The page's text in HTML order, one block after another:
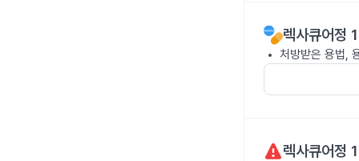
렉사큐어정
처방받은 용법,
렉사큐어정